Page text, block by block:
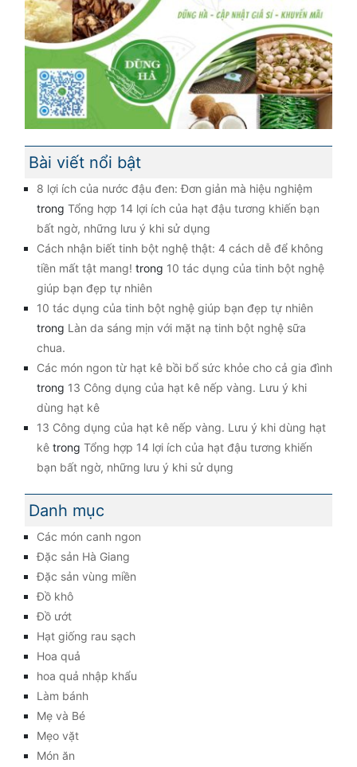
Bài viết nổi bật
8 lợi ích của nước đậu đen: Đơn giản mà hiệu nghiệm
trong Tổng hợp 14 lợi ích của hạt đậu tương khiến bạn
bất ngờ, những lưu ý khi sử dụng
Cách nhận biết tinh bột nghệ thật: 4 cách dễ để không
tiền mất tật mang! trong 10 tác dụng của tinh bột nghệ
giúp bạn đẹp tự nhiên
10 tác dụng của tinh bột nghệ giúp bạn đẹp tự nhiên
trong Làn da sáng mịn với mặt nạ tinh bột nghệ sữa
chua.
Các món ngon từ hạt kê bồi bổ sức khỏe cho cả gia đình
trong 13 Công dụng của hạt kê nếp vàng. Lưu ý khi
dùng hạt kê
13 Công dụng của hạt kê nếp vàng. Lưu ý khi dùng hạt
kê trong Tổng hợp 14 lợi ích của hạt đậu tương khiến
bạn bất ngờ, những lưu ý khi sử dụng
Danh mục
Các món canh ngon
Đặc sản Hà Giang
Đặc sản vùng miền
Đồ khô
Đồ ướt
Hạt giống rau sạch
Hoa quả
hoa quả nhập khẩu
Làm bánh
Mẹ và Bé
Mẹo vặt
Món ăn